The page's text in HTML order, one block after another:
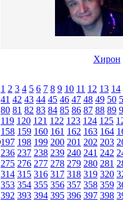
Хирон
1 2 3 4 5 6 7 8 9 10 11 12 13 14
41 42 43 44 45 46 47 48 49 50
80 81 82 83 84 85 86 87 88 89
119 120 121 122 123 124 125
158 159 160 161 162 163 164
197 198 199 200 201 202 203
236 237 238 239 240 241 242
275 276 277 278 279 280 281
314 315 316 317 318 319 320
353 354 355 356 357 358 359
392 393 394 395 396 397 398